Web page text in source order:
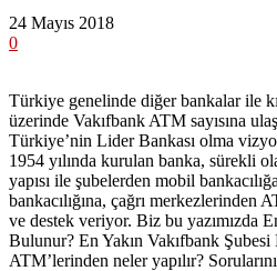
24 Mayıs 2018
0
Türkiye genelinde diğer bankalar ile
üzerinde Vakıfbank ATM sayısına
Türkiye’nin Lider Bankası olma
1954 yılında kurulan banka, sürekli
yapısı ile şubelerden mobil
bankacılığına, çağrı merkezlerinden
ve destek veriyor. Biz bu yazımızda
Bulunur? En Yakın Vakıfbank
ATM’lerinden neler yapılır?